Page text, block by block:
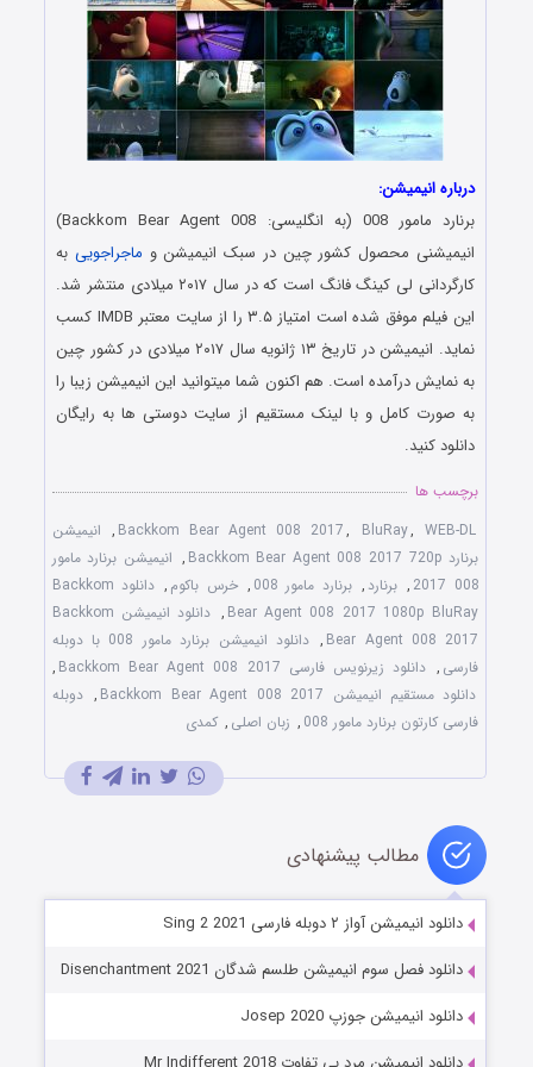
درباره انیمیشن:
برنارد مامور 008 (به انگلیسی: Backkom Bear Agent 008)
انیمیشنی محصول کشور چین در سبک انیمیشن و ماجراجویی به
کارگردانی لی کینگ فانگ است که در سال ۲۰۱۷ میلادی منتشر شد.
این فیلم موفق شده است امتیاز ۳.۵ را از سایت معتبر IMDB کسب
نماید. انیمیشن در تاریخ ۱۳ ژانویه سال ۲۰۱۷ میلادی در کشور چین
به نمایش درآمده است. هم اکنون شما میتوانید این انیمیشن زیبا را
به صورت کامل و با لینک مستقیم از سایت دوستی ها به رایگان
دانلود کنید.
برچسب ها
Backkom Bear Agent 008 2017, BluRay, WEB-DL
, انیمیشن
برنارد Backkom Bear Agent 008 2017 720p
, انیمیشن برنارد مامور
008 2017
, برنارد , برنارد مامور 008 , خرس باکوم ,
دانلود Backkom
Bear Agent 008 2017 1080p BluRay
,
دانلود انیمیشن Backkom
Bear Agent 008 2017
,
دانلود انیمیشن برنارد مامور 008 با دوبله
فارسی , دانلود زیرنویس فارسی Backkom Bear Agent 008 2017
,
دانلود مستقیم انیمیشن Backkom Bear Agent 008 2017
, دوبله
فارسی کارتون برنارد مامور 008
, زبان اصلی , کمدی
مطالب پیشنهادی
دانلود انیمیشن آواز ۲ دوبله فارسی Sing 2 2021
دانلود فصل سوم انیمیشن طلسم شدگان Disenchantment 2021
دانلود انیمیشن جوزپ Josep 2020